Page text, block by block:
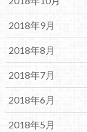
2018年9月
2018年8月
2018年7月
2018年6月
2018年5月